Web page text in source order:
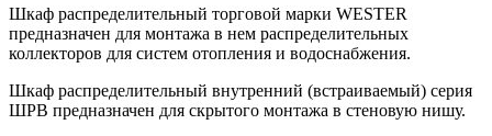
Шкаф распределительный торговой марки WESTER
предназначен для монтажа в нем распределительных
коллекторов для систем отопления и водоснабжения.
Шкаф распределительный внутренний (встраиваемый) серия
ШРВ предназначен для скрытого монтажа в стеновую нишу.